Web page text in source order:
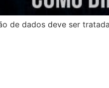
de dados deve ser